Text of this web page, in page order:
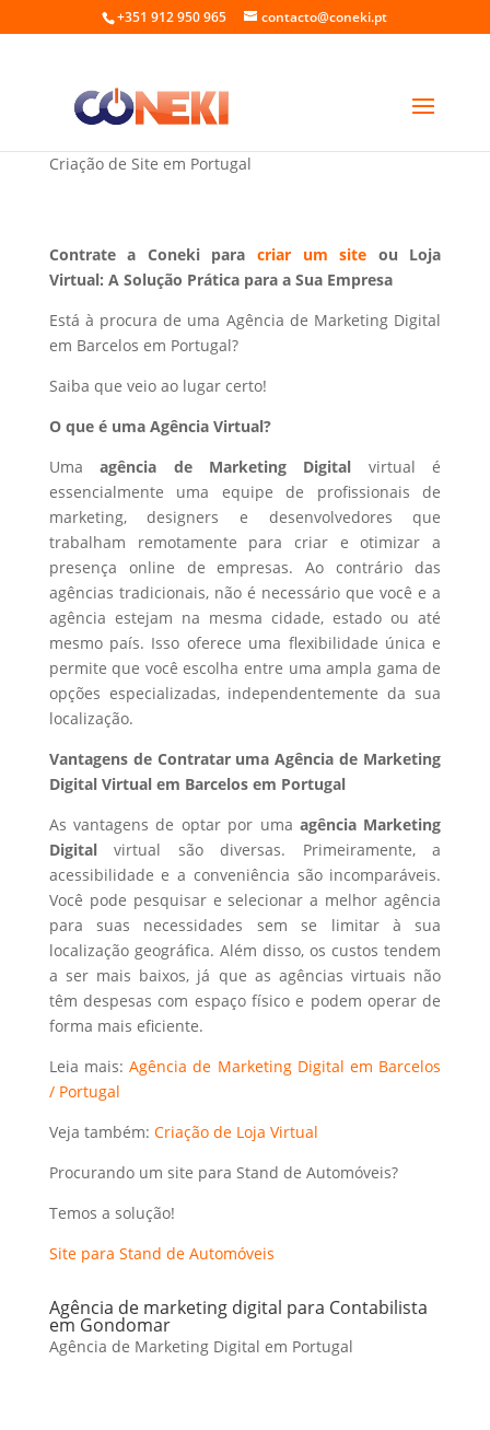
+351 912 950 965 contacto@coneki.pt
Marketing Digital em Barcelos Portugal
Criação de Site em Portugal
Contrate a Coneki para criar um site ou Loja
Virtual: A Solução Prática para a Sua Empresa
Está à procura de uma Agência de Marketing Digital
em Barcelos em Portugal?
Saiba que veio ao lugar certo!
O que é uma Agência Virtual?
Umaagência de Marketing Digital virtual é
essencialmente uma equipe de profissionais de
marketing, designers e desenvolvedores que
trabalham remotamente para criar e otimizar a
presença online de empresas. Ao contrário das
agências tradicionais, não é necessário que você e a
agência estejam na mesma cidade, estado ou até
mesmo país. Isso oferece uma flexibilidade única e
permite que você escolha entre uma ampla gama de
opções especializadas, independentemente da sua
localização.
Vantagens de Contratar uma Agência de Marketing
Digital Virtual em Barcelos em Portugal
As vantagens de optar por uma agência Marketing
Digitalvirtual são diversas. Primeiramente, a
acessibilidade e a conveniência são incomparáveis.
Você pode pesquisar e selecionar a melhor agência
para suas necessidades sem se limitar à sua
localização geográfica. Além disso, os custos tendem
a ser mais baixos, já que as agências virtuais não
têm despesas com espaço físico e podem operar de
forma mais eficiente.
Leia mais:Agência de Marketing Digital em Barcelos
/ Portugal
Veja também: Criação de Loja Virtual
Procurando um site para Stand de Automóveis?
Temos a solução!
Site para Stand de Automóveis
Agência de marketing digital para Contabilista
em Gondomar
Agência de Marketing Digital em Portugal